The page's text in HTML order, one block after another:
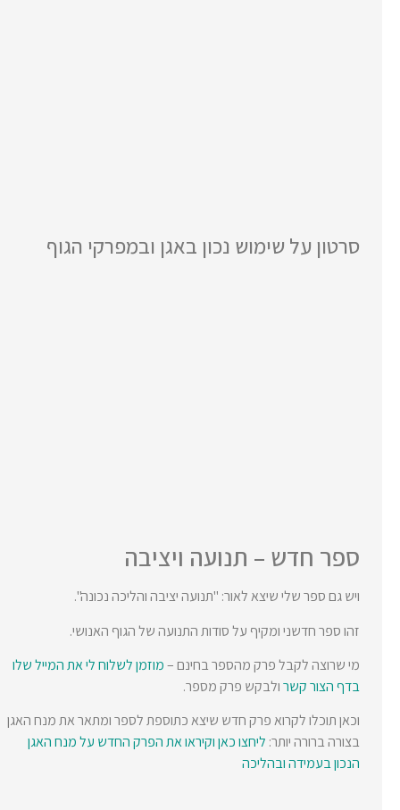
סרטון על שימוש נכון באגן ובמפרקי הגוף
ספר חדש – תנועה ויציבה
ויש גם ספר שלי שיצא לאור: "תנועה יציבה והליכה נכונה".
זהו ספר חדשני ומקיף על סודות התנועה של הגוף האנושי.
מי שרוצה לקבל פרק מהספר בחינם –מוזמן לשלוח לי את המייל שלו
בדף הצור קשרולבקש פרק מספר.
וכאן תוכלו לקרוא פרק חדש שיצא כתוספת לספר ומתאר את מנח האגן
בצורה ברורה יותר:ליחצו כאן וקיראו את הפרק החדש על מנח האגן
הנכון בעמידה ובהליכה